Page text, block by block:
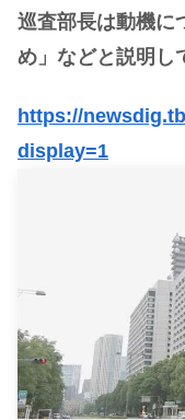
巡査部長は動機に
め」などと説明し
https://
display=1